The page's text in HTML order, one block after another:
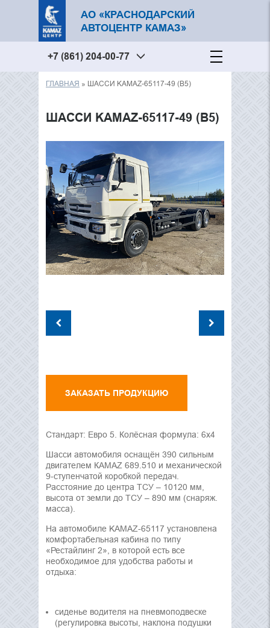
+7 (861) 204-00-77
АО «КРАСНОДАРСКИЙ
АВТОЦЕНТР КАМАЗ»
Вы здесь
ГЛАВНАЯ » ШАССИ KAMAZ-65117-49 (B5)
ШАССИ KAMAZ-65117-49 (B5)
ЗАКАЗАТЬ ПРОДУКЦИЮ
Стандарт: Евро 5. Колёсная формула: 6х4
Шасси автомобиля оснащён 390 сильным
двигателем КАМАZ 689.510 и механической
9-ступенчатой коробкой передач.
Расстояние до центра ТСУ – 10120 мм,
высота от земли до ТСУ – 890 мм (снаряж.
масса).
На автомобиле KAMAZ-65117 установлена
комфортабельная кабина по типу
«Рестайлинг 2», в которой есть все
необходимое для удобства работы и
отдыха:
сиденье водителя на пневмоподвеске
(регулировка высоты, наклона подушки